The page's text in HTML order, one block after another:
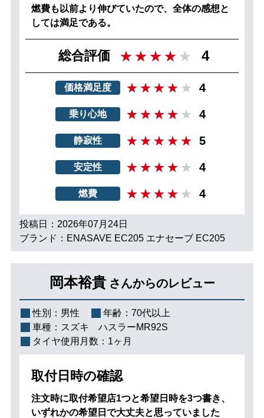
燃費も以前より伸びていたので、全体の感想と
しては満足である。
総合評価 4
価格満足度 4
乗り心地 4
静寂性 5
安定性 4
燃費 4
投稿日：2026年07月24日
ブランド：ENASAVE EC205 エナセーブ EC205
岡本裕貴 さんからのレビュー
性別： 男性 年齢： 70代以上
車種： スズキ ハスラーMR92S
タイヤ使用月数： 1ヶ月
取付日時の確認
注文時に取付希望店1つと希望日時を3つ書き、
いずれかの希望日で大丈夫と思っていました